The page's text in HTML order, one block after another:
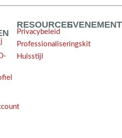
RESOURCES
Privacybeleid
Professionaliseringskit
Huisstijl